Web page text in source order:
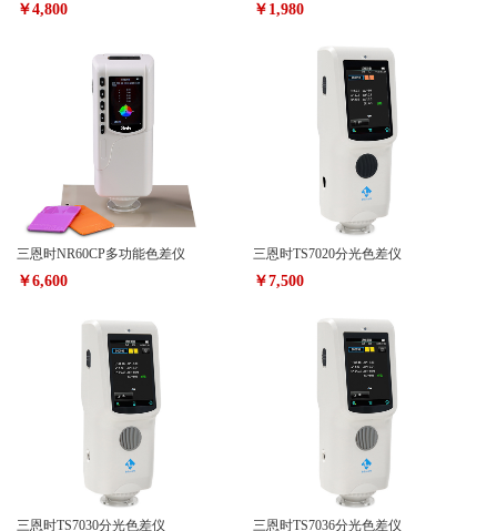
￥4,800 ￥1,980
三恩时NR60CP多功能色差仪
￥6,600
三恩时TS7020分光色差仪
￥7,500
三恩时TS7030分光色差仪 三恩时TS7036分光色差仪